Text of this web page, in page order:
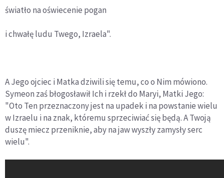
światło na oświecenie pogan
i chwałę ludu Twego, Izraela".
A Jego ojciec i Matka dziwili się temu, co o Nim mówiono.
Symeon zaś błogosławił Ich i rzekł do Maryi, Matki Jego:
"Oto Ten przeznaczony jest na upadek i na powstanie wielu
w Izraelu i na znak, któremu sprzeciwiać się będą. A Twoją
duszę miecz przeniknie, aby na jaw wyszły zamysły serc
wielu".